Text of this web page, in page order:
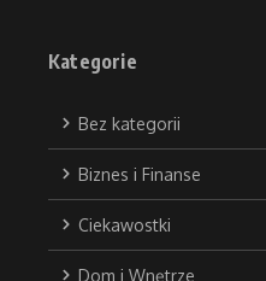
Kategorie
Bez kategorii
Biznes i Finanse
Ciekawostki
Dom i Wnętrze